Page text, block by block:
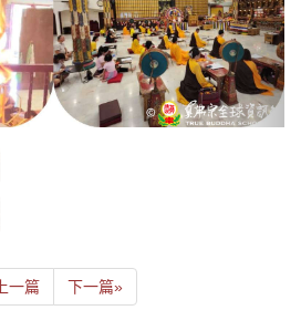
上一篇 下一篇»